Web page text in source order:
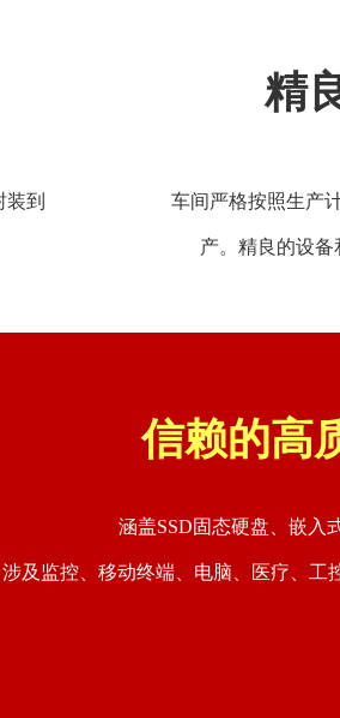
精
到 车间严格按照生产
产。精良的设备
信赖的高
涵盖SSD固态硬盘、嵌入
涉及监控、移动终端、电脑、医疗、工